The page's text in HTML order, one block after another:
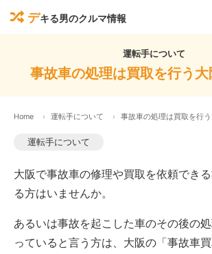
デキる男のクルマ情報
運転手について
事故車の処理は買取を行う
Home 運転手について 事故車の処理は買取を行
運転手について
大阪で事故車の修理や買取を依頼でき
る方はいませんか。
あるいは事故を起こした車のその後の
っていると言う方は、大阪の「事故車